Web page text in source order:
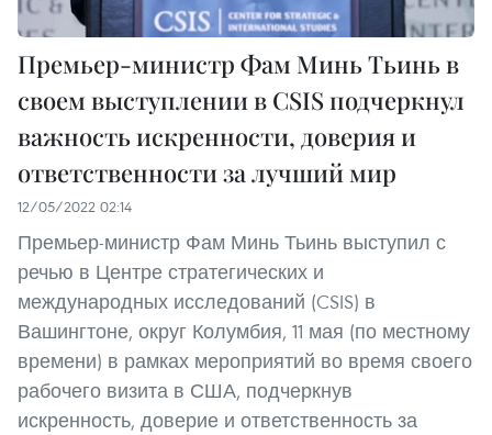
Премьер-министр Фам Минь Тьинь в
своем выступлении в CSIS подчеркнул
важность искренности, доверия и
ответственности за лучший мир
12/05/2022 02:14
Премьер-министр Фам Минь Тьинь выступил с
речью в Центре стратегических и
международных исследований (CSIS) в
Вашингтоне, округ Колумбия, 11 мая (по местному
времени) в рамках мероприятий во время своего
рабочего визита в США, подчеркнув
искренность, доверие и ответственность за